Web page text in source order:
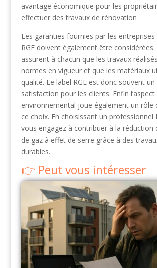
avantage économique pour les
effectuer des travaux de rénovation
Les garanties fournies par les entreprises
RGE doivent également être
assurent à chacun que les travaux
normes en vigueur et que les matériaux
qualité. Le label RGE est donc souvent un
satisfaction pour les clients. Enfin l’aspect
environnemental joue également un rôle
ce choix. En choisissant un professionnel
vous engagez à contribuer à la réduction
de gaz à effet de serre grâce à des
durables.
Peut vous intéresser